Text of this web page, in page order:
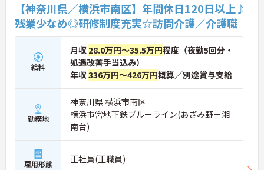
【神奈川県／横浜市南区】年間休日120日以上♪
残業少なめ◎研修制度充実☆訪問介護／介護職
給料
月収 28.0万円～35.5万円程度（夜勤5回分・
処遇改善手当込み）
年収336万円～426万円概算／別途賞与支給
勤務地
神奈川県 横浜市南区
横浜市営地下鉄ブルーライン(あざみ野－湘
南台)
雇用形態 正社員(正職員)